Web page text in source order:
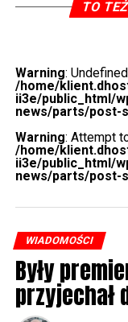
POWIĄZANE TEMATY:
TO
Warning:
/home/
ii3e/public_html/
news/parts/post-
Warning: Attempt
/home/
ii3e/public_html/
news/parts/post-
WIADOMOŚCI
Były
przyjechał